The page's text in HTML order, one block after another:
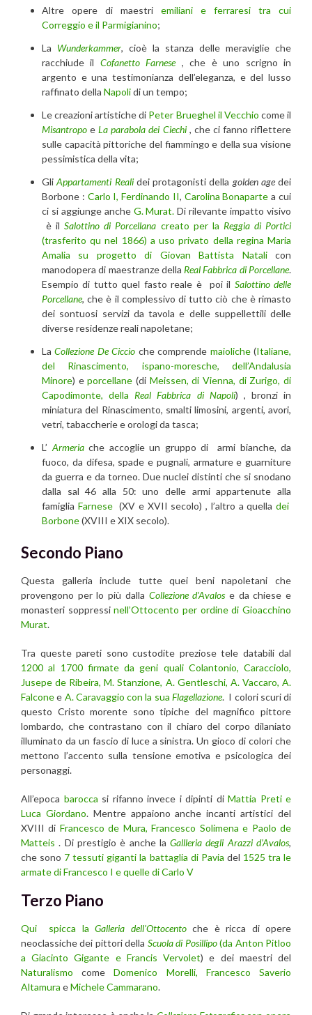
Altre opere di maestri emiliani e ferraresi tra cui
Correggio e il Parmigianino;
La Wunderkammer, cioè la stanza delle meraviglie che
racchiude il Cofanetto Farnese, che è uno scrigno in
argento e una testimonianza dell’eleganza, e del lusso
raffinato della Napolidi un tempo;
Le creazioni artistiche di Peter Brueghel il Vecchio come il
Misantropo eLa parabola dei Ciechi, che ci fanno riflettere
sulle capacità pittoriche del fiammingo e della sua visione
pessimistica della vita;
GliAppartamenti Realidei protagonisti dellagolden agedei
Borbone : Carlo I, Ferdinando II, Carolina Bonaparte a cui
ci si aggiunge anche G. Murat. Di rilevante impatto visivo
è ilSalottino di Porcellana creato per la Reggia di Portici
(trasferito qu nel 1866) a uso privato della regina Maria
Amalia su progetto di Giovan Battista Natalicon
manodopera di maestranze dellaReal Fabbrica di Porcellane.
Esempio di tutto quel fasto reale è poi il Salottino delle
Porcellane, che è il complessivo di tutto ciò che è rimasto
dei sontuosi servizi da tavola e delle suppellettili delle
diverse residenze reali napoletane;
LaCollezione De Ciccio che comprende maioliche(Italiane,
del Rinascimento, ispano-moresche, dell’Andalusia
Minore) eporcellane (di Meissen, di Vienna, di Zurigo, di
Capodimonte, dellaReal Fabbrica di Napoli) , bronzi in
miniatura del Rinascimento, smalti limosini, argenti, avori,
vetri, tabaccherie e orologi da tasca;
L’Armeriache accoglie un gruppo di armi bianche, da
fuoco, da difesa, spade e pugnali, armature e guarniture
da guerra e da torneo. Due nuclei distinti che si snodano
dalla sal 46 alla 50: uno delle armi appartenute alla
famiglia Farnese (XV e XVII secolo) , l’altro a quelladei
Borbone(XVIII e XIX secolo).
Secondo Piano
Questa galleria include tutte quei beni napoletani che
provengono per lo più dalla Collezione d’Avalose da chiese e
monasteri soppressinell’Ottocento per ordine di Gioacchino
Murat.
Tra queste pareti sono custodite preziose tele databili dal
1200 al 1700 firmate da geni quali Colantonio, Caracciolo,
Jusepe de Ribeira, M. Stanzione, A. Gentleschi, A. Vaccaro, A.
Falconee A. Caravaggio con la sua Flagellazione. I colori scuri di
questo Cristo morente sono tipiche del magnifico pittore
lombardo, che contrastano con il chiaro del corpo dilaniato
illuminato da un fascio di luce a sinistra. Un gioco di colori che
mettono l’accento sulla tensione emotiva e psicologica dei
personaggi.
All’epoca barocca si rifanno invece i dipinti di Mattia Preti e
Luca Giordano. Mentre appaiono anche incanti artistici del
XVIII di Francesco de Mura, Francesco Solimena e Paolo de
Matteis . Di prestigio è anche laGallleria degli Arazzi d’Avalos,
che sono 7 tessuti giganti la battaglia di Pavia del 1525 tra le
armate di Francesco I e quelle di Carlo V
Terzo Piano
Qui spicca la Galleria dell’Ottocentoche è ricca di opere
neoclassiche dei pittori della Scuola di Posillipo(da Anton Pitloo
a Giacinto Gigante e Francis Vervolet) e dei maestri del
Naturalismo comeDomenico Morelli,
Francesco Saverio
Altamura eMichele Cammarano.